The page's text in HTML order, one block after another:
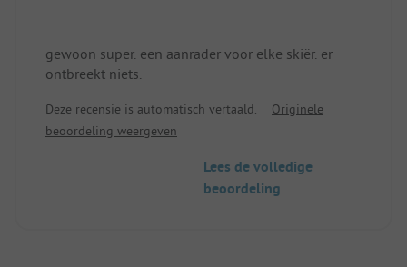
gewoon super. een aanrader voor elke skiër. er
ontbreekt niets.
Deze recensie is automatisch vertaald.
Originele
beoordeling weergeven
Lees de volledige
beoordeling